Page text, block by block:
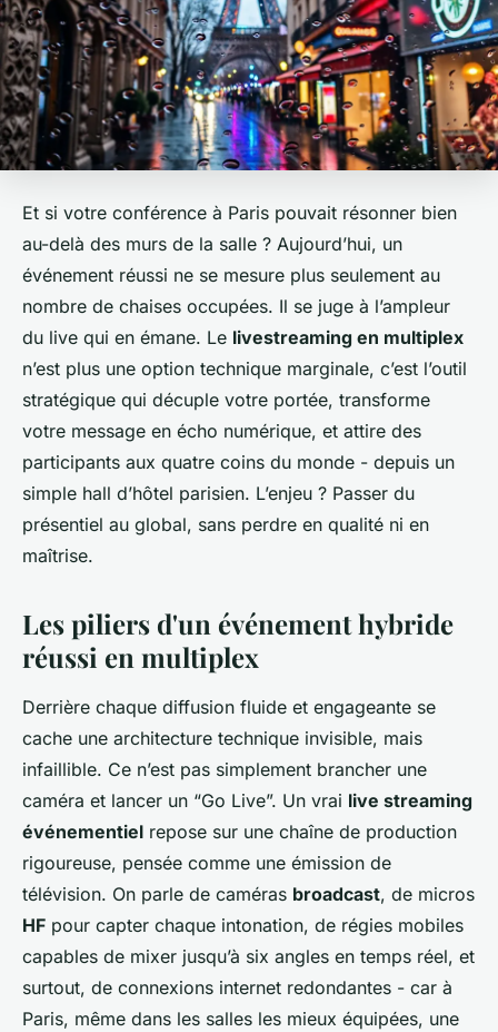
Et si votre conférence à Paris pouvait résonner bien
au-delà des murs de la salle ? Aujourd’hui, un
événement réussi ne se mesure plus seulement au
nombre de chaises occupées. Il se juge à l’ampleur
du live qui en émane. Le livestreaming en multiplex
n’est plus une option technique marginale, c’est l’outil
stratégique qui décuple votre portée, transforme
votre message en écho numérique, et attire des
participants aux quatre coins du monde - depuis un
simple hall d’hôtel parisien. L’enjeu ? Passer du
présentiel au global, sans perdre en qualité ni en
maîtrise.
Les piliers d'un événement hybride
réussi en multiplex
Derrière chaque diffusion fluide et engageante se
cache une architecture technique invisible, mais
infaillible. Ce n’est pas simplement brancher une
caméra et lancer un “Go Live”. Un vrai live streaming
événementiel repose sur une chaîne de production
rigoureuse, pensée comme une émission de
télévision. On parle de caméras broadcast, de micros
HF pour capter chaque intonation, de régies mobiles
capables de mixer jusqu’à six angles en temps réel, et
surtout, de connexions internet redondantes - car à
Paris, même dans les salles les mieux équipées, une